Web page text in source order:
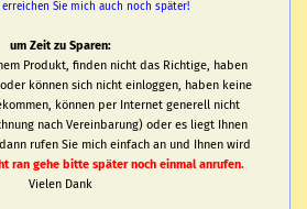
erreichen Sie mich auch noch später!
um Zeit zu Sparen:
Produkt, finden nicht das Richtige, haben
können sich nicht einloggen, haben keine
können per Internet generell nicht
nach Vereinbarung) oder es liegt Ihnen
rufen Sie mich einfach an und Ihnen wird
ran gehe bitte später noch einmal anrufen.
Vielen Dank